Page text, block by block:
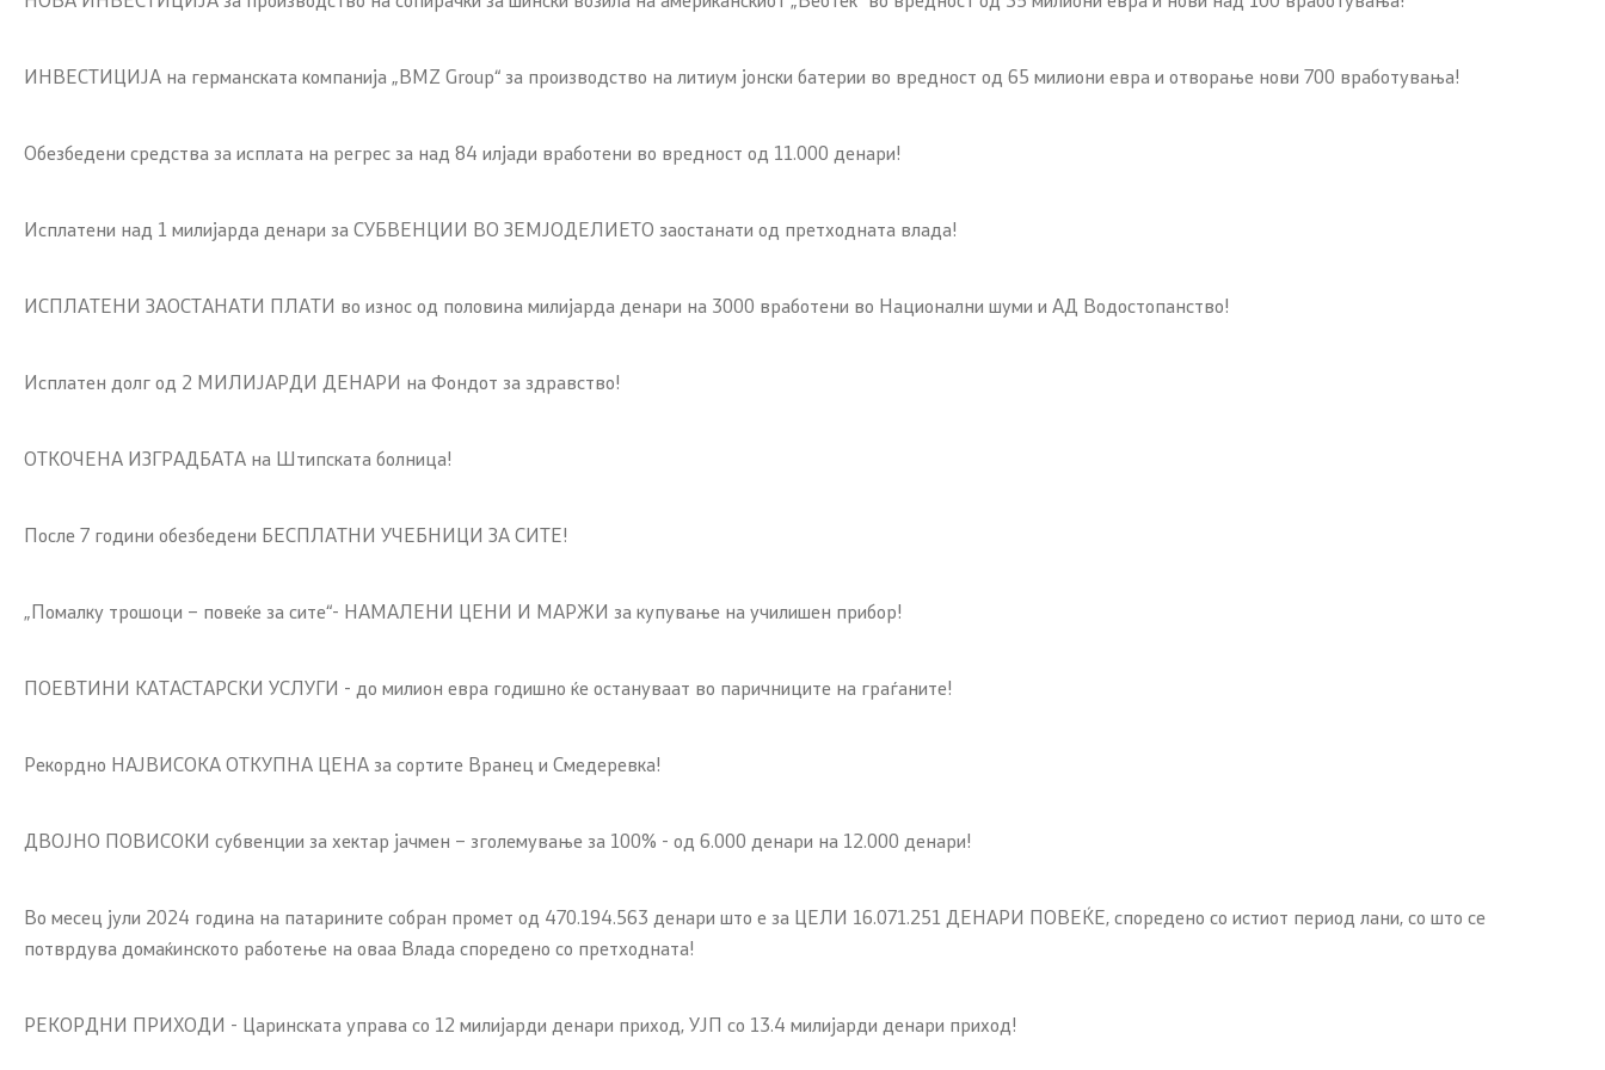
ИНВЕСТИЦИЈА на германската компанија „BMZ Group“ за производство на литиум јонски батерии во вредност од 65 милиони евра и отворање нови 700 вработувања!
Обезбедени средства за исплата на регрес за над 84 илјади вработени во вредност од 11.000 денари!
Исплатени над 1 милијарда денари за СУБВЕНЦИИ ВО ЗЕМЈОДЕЛИЕТО заостанати од претходната влада!
ИСПЛАТЕНИ ЗАОСТАНАТИ ПЛАТИ во износ од половина милијарда денари на 3000 вработени во Национални шуми и АД Водостопанство!
Исплатен долг од 2 МИЛИЈАРДИ ДЕНАРИ на Фондот за здравство!
ОТКОЧЕНА ИЗГРАДБАТА на Штипската болница!
После 7 години обезбедени БЕСПЛАТНИ УЧЕБНИЦИ ЗА СИТЕ!
„Помалку трошоци – повеќе за сите“- НАМАЛЕНИ ЦЕНИ И МАРЖИ за купување на училишен прибор!
ПОЕВТИНИ КАТАСТАРСКИ УСЛУГИ - до милион евра годишно ќе остануваат во паричниците на граѓаните!
Рекордно НАЈВИСОКА ОТКУПНА ЦЕНА за сортите Вранец и Смедеревка!
ДВОЈНО ПОВИСОКИ субвенции за хектар јачмен – зголемување за 100% - од 6.000 денари на 12.000 денари!
Во месец јули 2024 година на патарините собран промет од 470.194.563 денари што е за ЦЕЛИ 16.071.251 ДЕНАРИ ПОВЕЌЕ, споредено со истиот период лани, со што се
потврдува домаќинското работење на оваа Влада споредено со претходната!
РЕКОРДНИ ПРИХОДИ - Царинската управа со 12 милијарди денари приход, УЈП со 13.4 милијарди денари приход!